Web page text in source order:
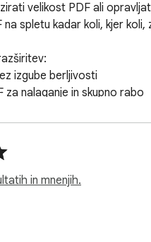
velikost PDF ali
spletu kadar koli, kjer
izgube berljivosti
za nalaganje in skupno rabo
pri omejitvah e-pošte
pri prilogah e-pošte
dostave
1 MB, ko imate stroge
in mnenjih.